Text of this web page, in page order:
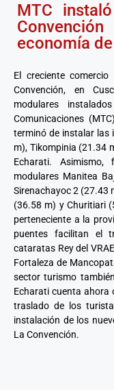
MTC
economía
El creciente
Convención, en
modulares
Comunicaciones
terminó de instalar las
m), Tikompinia (21.34
Echarati.
modulares Manitea
Sirenachayoc 2 (27.43
(36.58 m) y Churitiari
perteneciente a la
puentes facilitan el
cataratas Rey del
Fortaleza de
sector turismo
Echarati cuenta ahora
traslado de los
instalación de los
La Convención.